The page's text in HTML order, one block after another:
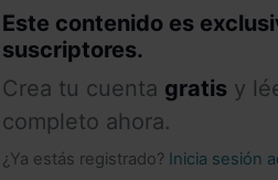
Este contenido es
suscriptores.
Crea tu cuenta gratis y
completo ahora.
¿Ya estás registrado? Inicia sesión